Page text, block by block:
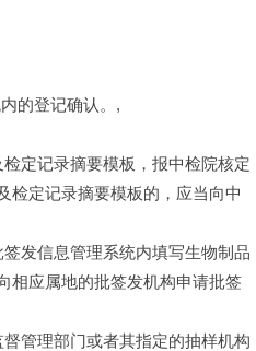
的登记确认。,
定记录摘要模板，报中检院核定
检定记录摘要模板的，应当向中
发信息管理系统内填写生物制品
相应属地的批签发机构申请批签
管理部门或者其指定的抽样机构